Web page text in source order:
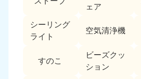
ェア
シーリング
ライト
空気清浄機
すのこ
ビーズクッ
ション
東京都
050-1881-5265
9:00〜19:00 年中無休
050-1881-5268
9:00〜19:00 年中無休 9:00